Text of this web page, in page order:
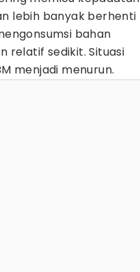
lebih banyak berhenti
bahan
relatif sedikit. Situasi
menjadi menurun.